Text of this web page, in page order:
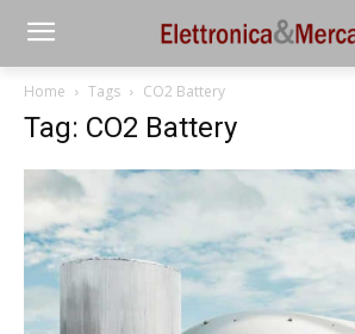
Home Tags CO2 Battery
Tag: CO2 Battery